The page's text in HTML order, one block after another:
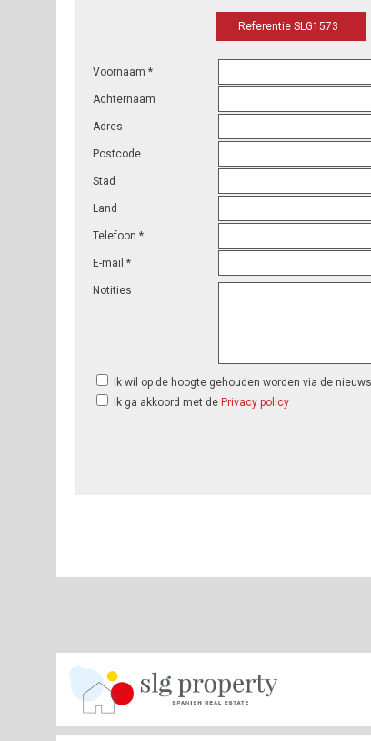
Referentie SLG1573
Voornaam *
Achternaam
Adres
Postcode
Stad
Land
Telefoon *
E-mail *
Notities
Ik wil op de hoogte gehouden worden via de
Ik ga akkoord met de Privacy policy